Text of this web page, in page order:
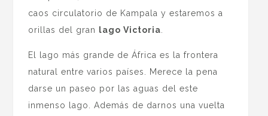
caos circulatorio de Kampala y estaremos a
orillas del gran
lago Victoria
El lago más grande de África es la frontera
natural entre varios países. Merece la pena
darse un paseo por las aguas del este
inmenso lago. Además de darnos una vuelta